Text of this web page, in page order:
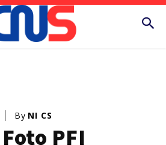
By NI CS
PFI